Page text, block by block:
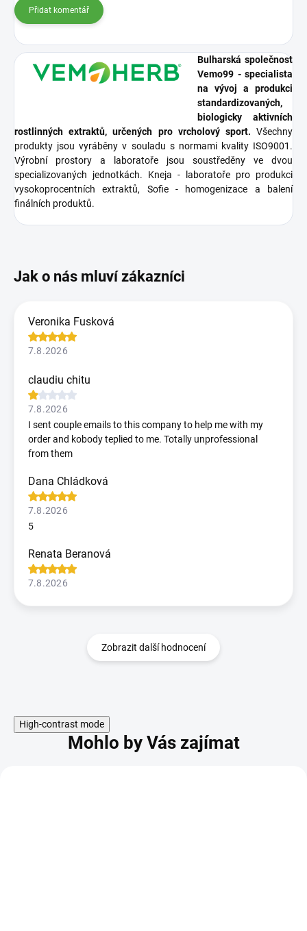
Přidat komentář
Bulharská společnost
Vemo99 - specialista
na vývoj a produkci
standardizovaných,
biologicky aktivních
rostlinných extraktů, určených pro vrcholový sport. Všechny
produkty jsou vyráběny v souladu s normami kvality ISO9001.
Výrobní prostory a laboratoře jsou soustředěny ve dvou
specializovaných jednotkách. Kneja - laboratoře pro produkci
vysokoprocentních extraktů, Sofie - homogenizace a balení
finálních produktů.
Veronika Fusková
7.8.2026
claudiu chitu
7.8.2026
I sent couple emails to this company to help me with my
order and kobody teplied to me. Totally unprofessional
from them
Dana Chládková
7.8.2026
5
Renata Beranová
7.8.2026
Zobrazit další hodnocení
High-contrast mode
Mohlo by Vás zajímat